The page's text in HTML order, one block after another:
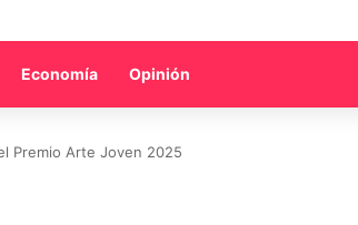
Economía Opinión
Premio Arte Joven 2025